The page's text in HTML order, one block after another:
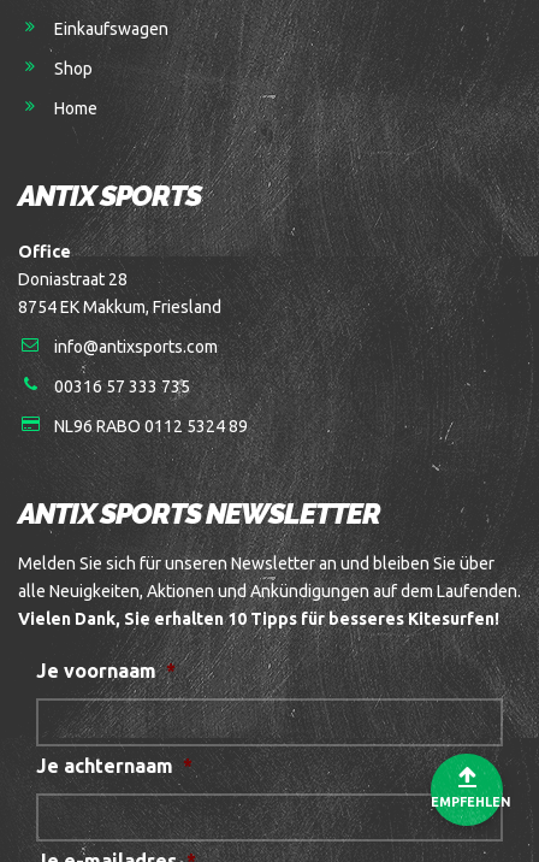
Einkaufswagen
Shop
Home
ANTIX SPORTS
Office
Doniastraat 28
8754 EK Makkum, Friesland
info@antixsports.com
00316 57 333 735
NL96 RABO 0112 5324 89
ANTIX SPORTS NEWSLETTER
Melden Sie sich für unseren Newsletter an und bleiben Sie über
alle Neuigkeiten, Aktionen und Ankündigungen auf dem Laufenden.
Vielen Dank, Sie erhalten 10 Tipps für besseres Kitesurfen!
Je voornaam *
Je achternaam *
EMPFEHLEN